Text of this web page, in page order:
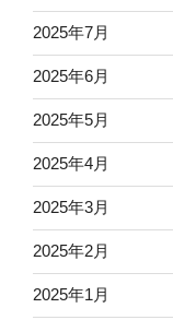
2025年7月
2025年6月
2025年5月
2025年4月
2025年3月
2025年2月
2025年1月